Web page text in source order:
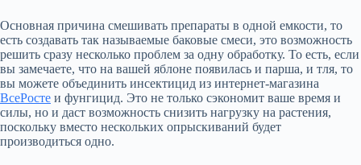
Основная причина смешивать препараты в одной емкости, то
есть создавать так называемые баковые смеси, это возможность
решить сразу несколько проблем за одну обработку. То есть, если
вы замечаете, что на вашей яблоне появилась и парша, и тля, то
вы можете объединить инсектицид из интернет-магазина
ВсеРосте и фунгицид. Это не только сэкономит ваше время и
силы, но и даст возможность снизить нагрузку на растения,
поскольку вместо нескольких опрыскиваний будет
производиться одно.